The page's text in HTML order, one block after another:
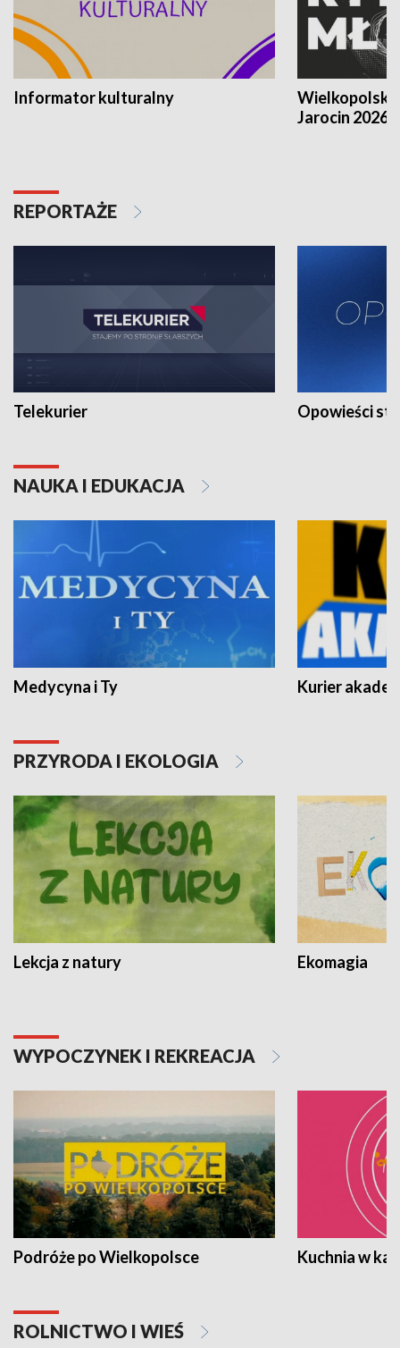
Informator kulturalny
Jarocin 2026
REPORTAŻE
Telekurier Opowieści
NAUKA I EDUKACJA
Medycyna i Ty Kurier
PRZYRODA I EKOLOGIA
Lekcja z natury Ekomagia
WYPOCZYNEK I REKREACJA
Podróże po Wielkopolsce Kuchnia w
ROLNICTWO I WIEŚ